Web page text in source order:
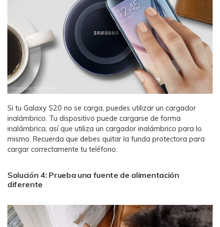
Si tu Galaxy S20 no se carga, puedes utilizar un cargador
inalámbrico. Tu dispositivo puede cargarse de forma
inalámbrica, así que utiliza un cargador inalámbrico para lo
mismo. Recuerda que debes quitar la funda protectora para
cargar correctamente tu teléfono.
Solución 4: Prueba una fuente de alimentación
diferente